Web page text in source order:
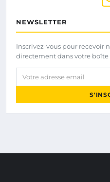
NEWSLETTER
Inscrivez-vous pour recevoir
directement dans votre boîte
Votre adresse email